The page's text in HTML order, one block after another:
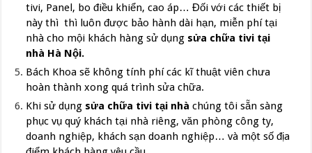
tivi, Panel, bo điều khiển, cao áp… Đối với các thiết bị
này thì thì luôn được bảo hành dài hạn, miễn phí tại
nhà cho mội khách hàng sử dụng sửa chữa tivi tại
nhà Hà Nội.
Bách Khoa sẽ không tính phí các kĩ thuật viên chưa
hoàn thành xong quá trình sửa chữa.
Khi sử dụng sửa chữa tivi tại nhà chúng tôi sẵn sàng
phục vụ quý khách tại nhà riêng, văn phòng công ty,
doanh nghiệp, khách sạn doanh nghiệp… và một số địa